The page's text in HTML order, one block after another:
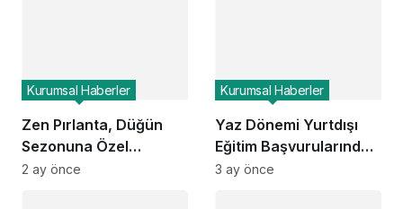
Zen Pırlanta, Düğün
Sezonuna Özel
Koleksiyonlarıyla
Kurumsal Haberler
2 ay önce
Yaz Dönemi Yurtdışı
Eğitim Başvurularında
Dikkat Çeken Yüzde 40
Kurumsal Haberler
3 ay önce